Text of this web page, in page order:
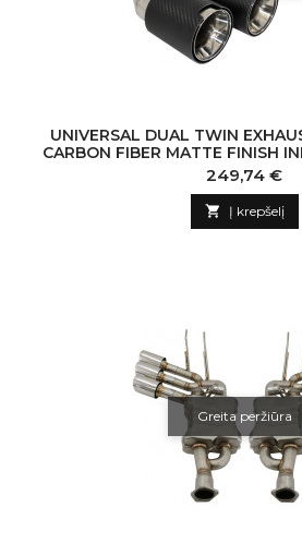
UNIVERSAL DUAL TWIN
CARBON FIBER MATTE FINISH
Kaina
249,74 €
 Į krepšelį
Greita peržiūra